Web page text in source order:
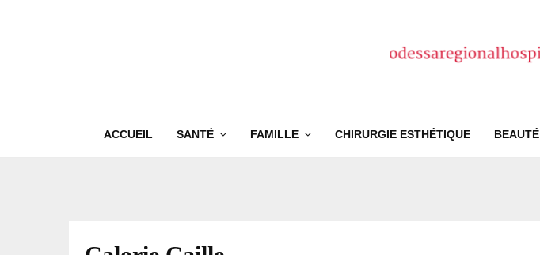
ACCUEIL SANTÉ FAMILLE CHIRURGIE ESTHÉTIQUE BEAUTÉ